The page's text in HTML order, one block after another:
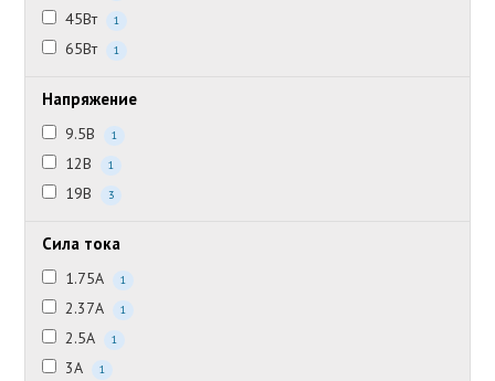
45Вт 1
65Вт 1
Напряжение
9.5В 1
12В 1
19В 3
Сила тока
1.75А 1
2.37А 1
2.5А 1
3А 1